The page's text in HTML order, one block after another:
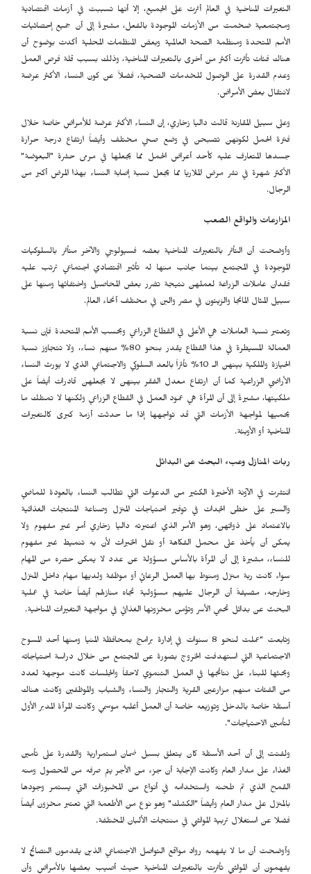
التغيرات المناخية في العالم أثرت على الجميع، إلا أنها تسببت في أزمات اقتصادية
ومجتمعية ضخمت من الأزمات الموجودة بالفعل، مشيرةً إلى أن جميع إحصائيات
الأمم المتحدة ومنظمة الصحة العالمية وبعض المنظمات المحلية أكدت بوضوح أن
هناك فئات تأثرت أكثر من أخرى بالتغيرات المناخية، وذلك بسبب قلة فرص العمل
وعدم القدرة على الوصول للخدمات الصحية، فضلاً عن كون النساء الأكثر عرضة
لانتقال بعض الأمراض.
وعلى سبيل المقارنة قالت داليا زخاري، إن النساء الأكثر عرضة للأمراض خاصة خلال
فترة الحمل لكونهن تصبحن في وضع صحي مختلف وأيضاً ارتفاع درجة حرارة
جسدها المتعارف عليه كأحد أعراض الحمل مما يجعلها في مرمى حشرة "البعوضة"
الأكثر شهرة في نشر مرض الملاريا مما يجعل نسبة إصابة النساء بهذا المرض أكبر من
الرجال.
المزارعات والواقع الصعب
وأوضحت أن التأثر بالتغيرات المناخية بعضه فسيولوجي والآخر متأثر بالسلوكيات
الموجودة في المجتمع بينما جانب منها له تأثير اقتصادي اجتماعي ترتب عليه
فقدان عاملات الزراعة لعملهن نتيجة تضرر بعض المحاصيل واختفائها ومنها على
سبيل المثال المانجا والزيتون في مصر والبن في مختلف أنحاء العالم.
وتعتبر نسبة العاملات هي الأعلى في القطاع الزراعي وبحسب الأمم المتحدة فإن نسبة
العمالة المسيطرة في هذا القطاع يقدر بنحو 80% منهم نساء، ولا تتجاوز نسبة
الحيازة والملكية بينهن الـ 10% تأثراً بالعد السلوكي والاجتماعي الذي لا يورث النساء
الأراضي الزراعية كما أن ارتفاع معدل الفقر بينهن لا يجعلهن قادرات أيضاً على
ملكيتها، مشيرةً إلى أن المرأة هي عمود العمل في القطاع الزراعي ولكنها لا تمتلك ما
يحميها لمواجهة الأزمات التي قد تواجهها إذا ما حدثت أزمة كبرى كالتغيرات
المناخية أو الأوبئة.
ربات المنازل وعبء البحث عن البدائل
انتشرت في الآونة الأخيرة الكثير من الدعوات التي تطالب النساء بالعودة للماضي
والسير على خطى الجدات في توفير احتياجات المنزل وصناعة المنتجات الغذائية
بالاعتماد على ذواتهن، وهو الأمر الذي اعتبرته داليا زخاري أمر غير مفهوم ولا
يمكن أن يأخذ على محمل الفكاهة أو نقل الخبرات لأن به تنميط غير مفهوم
للنساء، مشيرة إلى أن المرأة بالأساس مسؤولة عن عدد لا يمكن حصره من المهام
سواء كانت ربة منزل ومنوط بها العمل الرعائي أو موظفة ولديها مهام داخل المنزل
وخارجه، مضيفةً أن الرجال عليهم مسؤولية تجاه منازلهم أيضاً خاصة في عملية
البحث عن بدائل تحمي الأسر وتؤمن مخزونها الغذائي في مواجهة التغيرات المناخية.
وتابعت "عملت لنحو 8 سنوات في إدارة برامج بمحافظة المنيا ومنها أحد المسوح
الاجتماعية التي استهدفت الخروج بصورة عن المجتمع من خلال دراسة احتياجاته
وبحثها للبناء على نتائجها في العمل التنموي لاحقاً والجلسات كانت موجهة لعدد
من الفئات منهم مزارعين القرية والتجار والنساء والشباب والموظفين وكانت هناك
أسئلة خاصة بالدخل وتوزيعه خاصة أن العمل أغلبه موسمي وكانت المرأة المدبر الأول
لتأمين الاحتياجات".
ولفتت إلى أن أحد الأسئلة كان يتعلق بسبل ضمان استمرارية والقدرة على تأمين
الغذاء على مدار العام وكانت الإجابة أن جزء من الأجر يتم صرفه من المحصول ومنه
القمح الذي تم طحنه واستخدامه في أنواع من المخبوزات التي يستمر وجودها
بالمنزل على مدار العام وأيضاً "الكشك" وهو نوع من الأطعمة التي تعتبر مخزون أيضاً
فضلا عن استغلال تربية المواشي في منتجات الألبان المختلفة.
وأوضحت أن ما لا يفهمه رواد مواقع التواصل الاجتماعي الذين يقدمون النصائح لا
يفهمون أن المواشي تأثرت بالتغيرات المناخية حيث أصيب بعضها بالأمراض وأن